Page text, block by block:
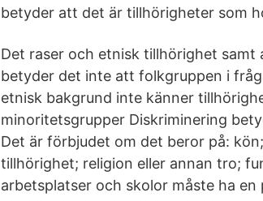
betyder att det är tillhörigheter som
Det raser och etnisk tillhörighet
betyder det inte att folkgruppen i
etnisk bakgrund inte känner
minoritetsgrupper Diskriminering
Det är förbjudet om det beror på:
tillhörighet; religion eller annan tro;
arbetsplatser och skolor måste ha